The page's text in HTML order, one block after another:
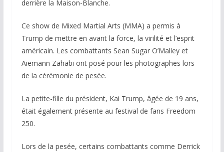
derrière la Maison-Blanche.
Ce show de Mixed Martial Arts (MMA) a permis à
Trump de mettre en avant la force, la virilité et l’esprit
américain. Les combattants Sean Sugar O’Malley et
Aiemann Zahabi ont posé pour les photographes lors
de la cérémonie de pesée.
La petite-fille du président, Kai Trump, âgée de 19 ans,
était également présente au festival de fans Freedom
250.
Lors de la pesée, certains combattants comme Derrick